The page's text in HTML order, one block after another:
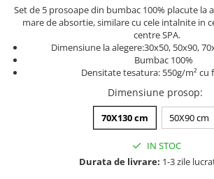
2 Persoane
Lenjerii De Pat Jacquard
Lenjerii De Pat Catifea
Lenjerii De Pat Cocolino
Set Lenjerie De Pat Blana
Artificiala De Iepure, 6 Piese, 2
Set Lenjerie Pat Blanita Iepure, 6
Lenjerii De Pat Premium Collection
Set de 5 prosoape din bumbac 100% placute la
mare de absortie, similare cu cele intalnite in
centre SPA.
Dimensiune la alegere:30x50, 50x90,
Bumbac 100%
Densitate tesatura: 550g/m² cu
Dimensiune prosop:
70X130 cm 50X90 cm
IN STOC
Durata de livrare: 1-3 zile